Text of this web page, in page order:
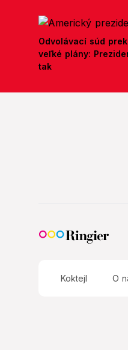
Odvolávací súd
veľké plány:
tak
Koktejl O